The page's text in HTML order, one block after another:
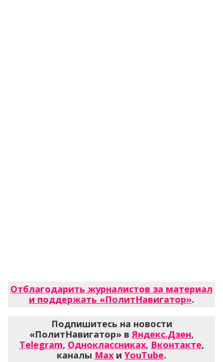
Отблагодарить журналистов за материал
и поддержать «ПолитНавигатор».
Подпишитесь на новости
«ПолитНавигатор» вЯндекс.Дзен,
Telegram, Одноклассниках, Вконтакте,
каналы Max и YouTube.